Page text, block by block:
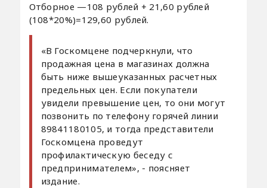
Отборное —108 рублей + 21,60 рублей
(108*20%)=129,60 рублей.
«В Госкомцене подчеркнули, что
продажная цена в магазинах должна
быть ниже вышеуказанных расчетных
предельных цен. Если покупатели
увидели превышение цен, то они могут
позвонить по телефону горячей линии
89841180105, и тогда представители
Госкомцена проведут
профилактическую беседу с
предпринимателем», - поясняет
издание.